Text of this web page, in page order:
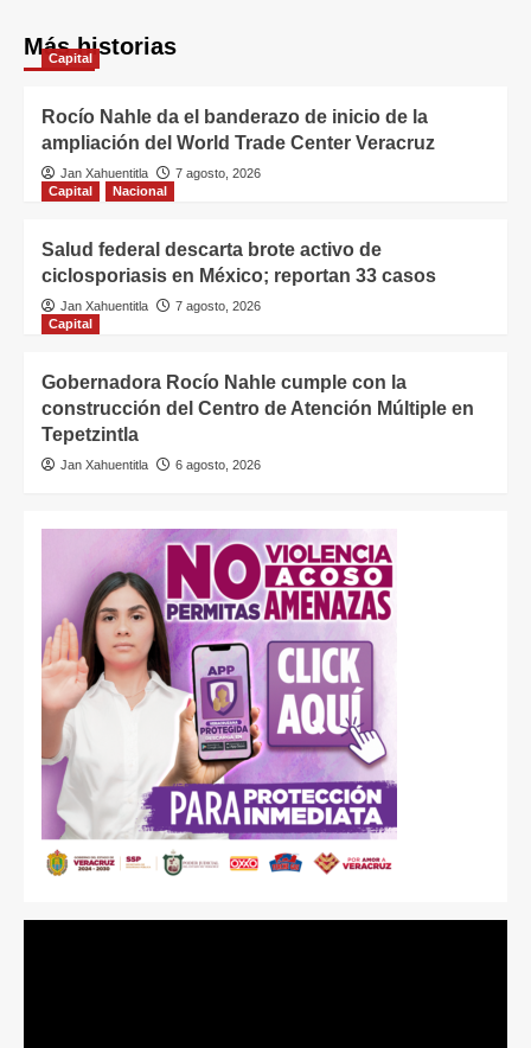
Más historias
Capital
Rocío Nahle da el banderazo de inicio de la
ampliación del World Trade Center Veracruz
Jan Xahuentitla
7 agosto, 2026
Capital
Nacional
Salud federal descarta brote activo de
ciclosporiasis en México; reportan 33 casos
Jan Xahuentitla
7 agosto, 2026
Capital
Gobernadora Rocío Nahle cumple con la
construcción del Centro de Atención Múltiple en
Tepetzintla
Jan Xahuentitla 6 agosto, 2026